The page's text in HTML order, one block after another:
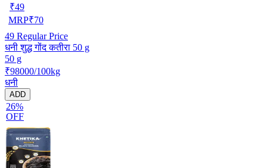
₹49
MRP₹70
49 Regular Price
धनी शुद्ध गोंद कतीरा 50 g
50 g
₹98000/100kg
धनी
ADD
26%
OFF